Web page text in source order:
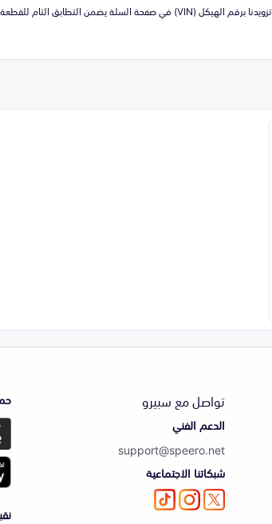
تزويدنا برقم الهيكل (VIN) في صفحة السلة يضمن التطابق التام للقطعة مع سيارتك
تواصل مع سبيرو
الدعم الفني
support@speero.net
شبكاتنا الاجتماعية